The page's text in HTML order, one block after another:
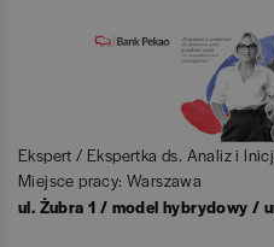
Ekspert / Ekspertka ds. Analiz i
Miejsce pracy: Warszawa
ul. Żubra 1 / model hybrydowy /